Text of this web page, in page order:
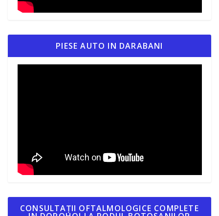
PIESE AUTO IN DARABANI
CONSULTAȚII OFTALMOLOGICE COMPLETE